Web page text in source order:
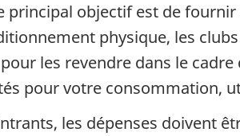
objectif est de
physique, les
les revendre dans le
pour votre consommation,
les dépenses doivent